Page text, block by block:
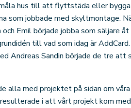
hus till att flyttstäda eller bygga
som jobbade med skyltmontage.
Emil började jobba som säljare
till vad som idag är
Andreas Sandin började de tre att
alla med projektet på sidan om
i att vårt projekt kom